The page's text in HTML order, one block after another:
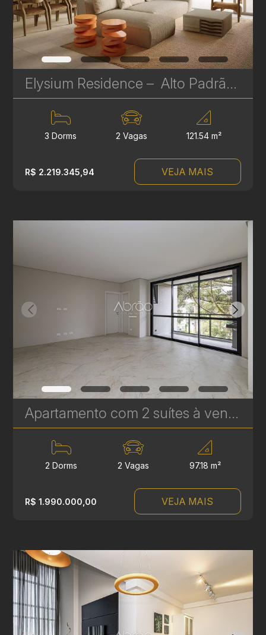
Elysium Residence – Alto Padrão na Av. Silva Jardim | 3 a 4 Suítes, Gardens e Coberturas | Ref 636
3 Dorms 2 Vagas 121.54 m²
R$ 2.219.345,94 VEJA MAIS
Apartamento com 2 suítes à venda no Edifício Casamia - 97.18 m² | Ref. 1768
2 Dorms 2 Vagas 97.18 m²
R$ 1.990.000,00 VEJA MAIS